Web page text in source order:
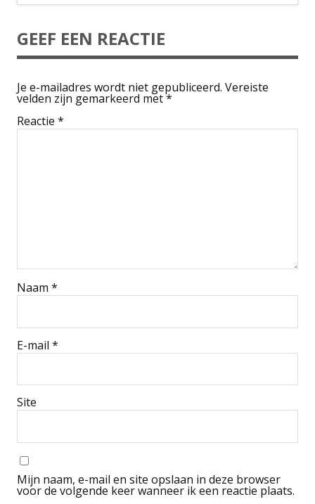
GEEF EEN REACTIE
Je e-mailadres wordt niet gepubliceerd. Vereiste
velden zijn gemarkeerd met*
Reactie *
Naam *
E-mail *
Site
Mijn naam, e-mail en site opslaan in deze browser
voor de volgende keer wanneer ik een reactie plaats.